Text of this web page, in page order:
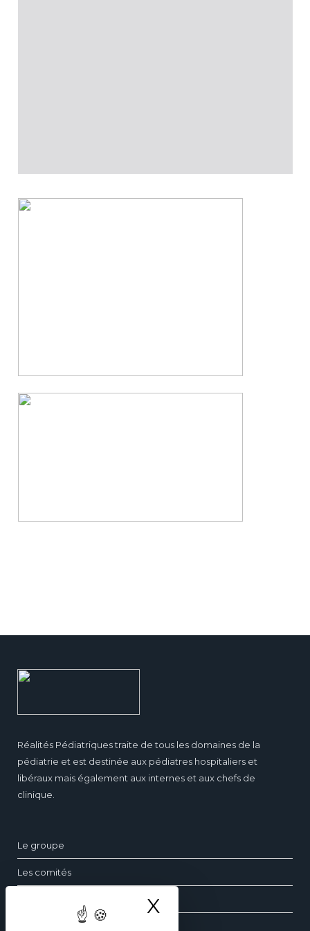
X Masquer le
Réalités Pédiatriques traite de tous les domaines de la
pédiatrie et est destinée aux pédiatres hospitaliers et
libéraux mais également aux internes et aux chefs de
clinique.
Le groupe
Les comités